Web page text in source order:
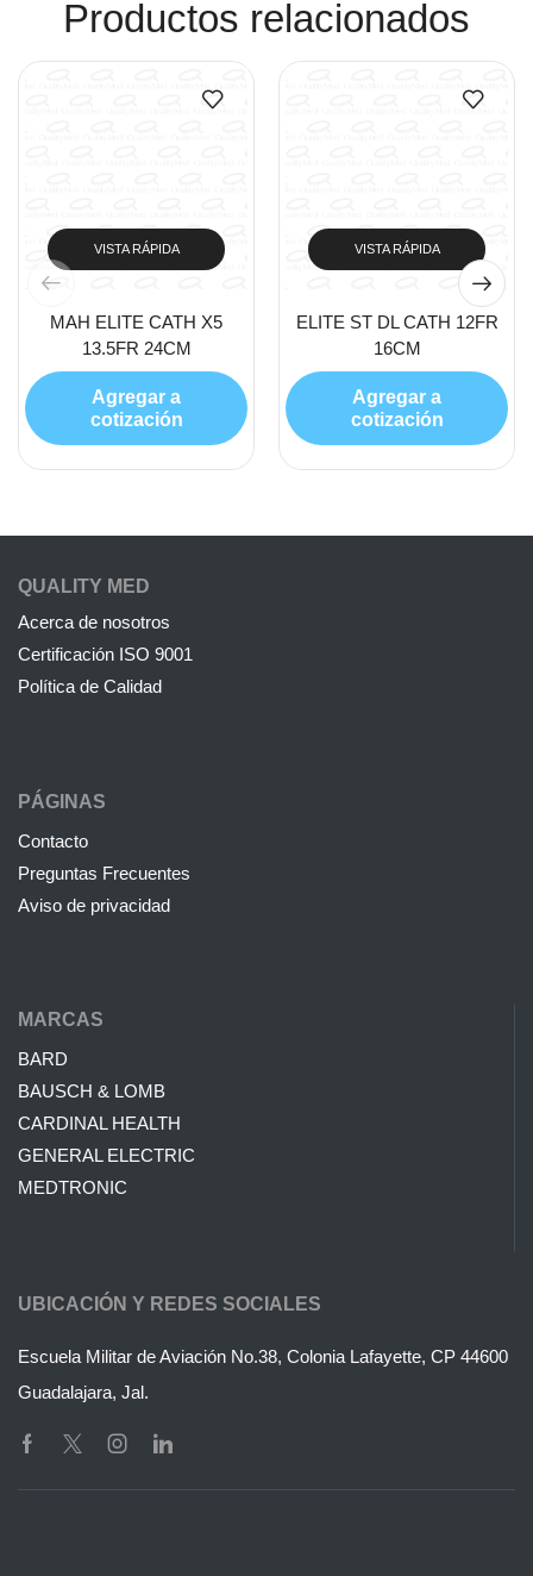
Productos relacionados
VISTA RÁPIDA
MAH ELITE CATH X5
13.5FR 24CM
Agregar a
cotización
VISTA RÁPIDA
ELITE ST DL CATH 12FR
16CM
Agregar a
cotización
QUALITY MED
Acerca de nosotros
Certificación ISO 9001
Política de Calidad
PÁGINAS
Contacto
Preguntas Frecuentes
Aviso de privacidad
MARCAS
BARD
BAUSCH & LOMB
CARDINAL HEALTH
GENERAL ELECTRIC
MEDTRONIC
UBICACIÓN Y REDES SOCIALES
Escuela Militar de Aviación No.38, Colonia Lafayette, CP 44600
Guadalajara, Jal.